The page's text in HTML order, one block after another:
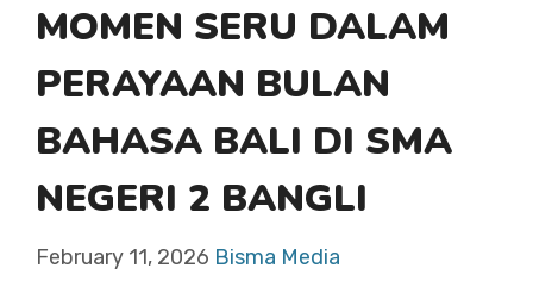
MOMEN SERU DALAM
PERAYAAN BULAN
BAHASA BALI DI SMA
NEGERI 2 BANGLI
February 11, 2026 Bisma Media